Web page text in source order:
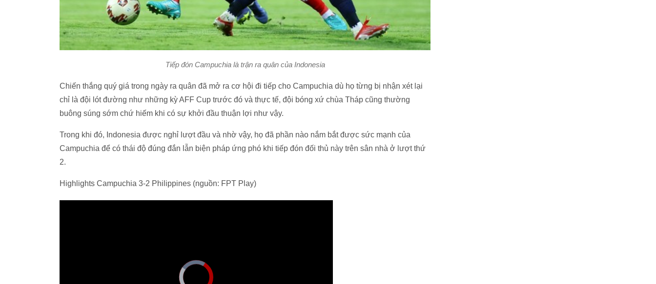
Tiếp đón Campuchia là trận ra quân của Indonesia
Chiến thắng quý giá trong ngày ra quân đã mở ra cơ hội đi tiếp cho Campuchia dù họ từng bị nhận xét lại
chỉ là đội lót đường như những kỳ AFF Cup trước đó và thực tế, đội bóng xứ chùa Tháp cũng thường
buông súng sớm chứ hiếm khi có sự khởi đầu thuận lợi như vậy.
Trong khi đó, Indonesia được nghỉ lượt đầu và nhờ vậy, họ đã phần nào nắm bắt được sức mạnh của
Campuchia để có thái độ đúng đắn lẫn biện pháp ứng phó khi tiếp đón đối thủ này trên sân nhà ở lượt thứ
2.
Highlights Campuchia 3-2 Philippines (nguồn: FPT Play)